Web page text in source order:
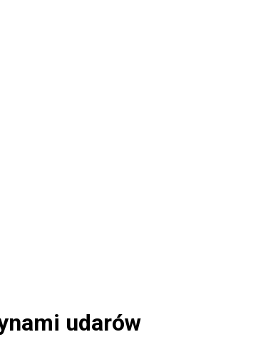
udarów